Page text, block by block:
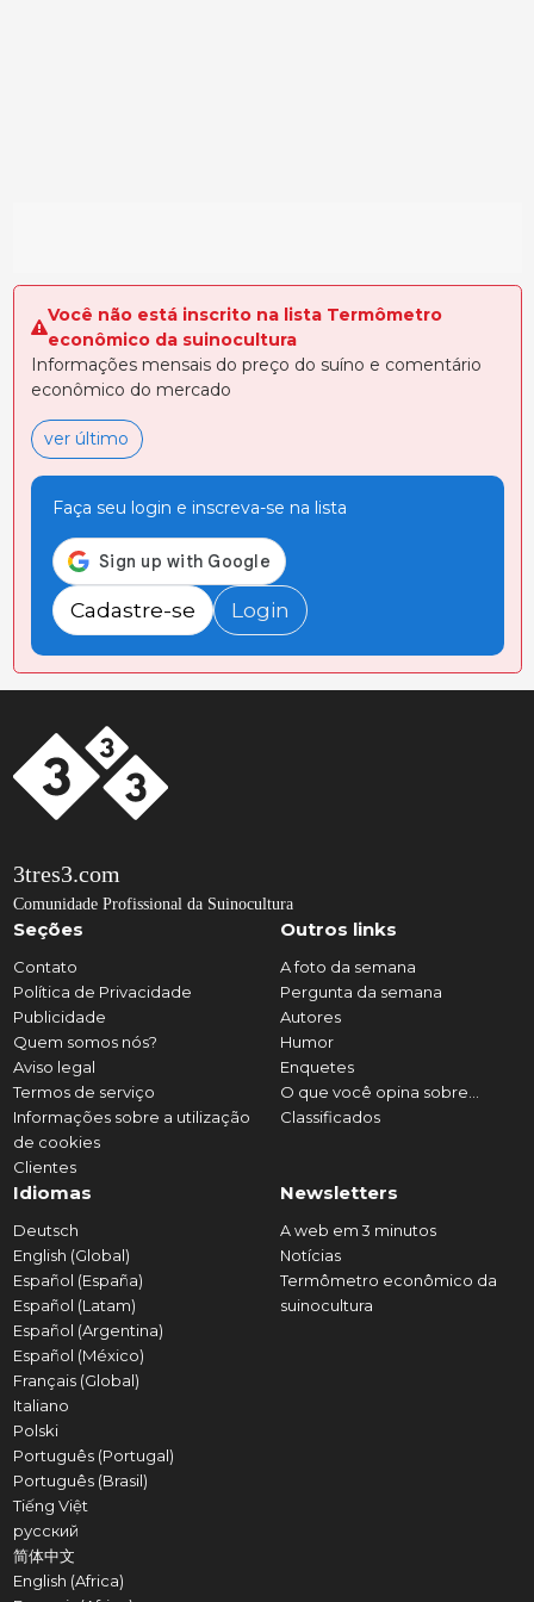
Você não está inscrito na lista Termômetro
econômico da suinocultura
Informações mensais do preço do suíno e comentário
econômico do mercado
ver último
Faça seu login e inscreva-se na lista
Cadastre-se Login
3tres3.com
Comunidade Profissional da Suinocultura
Seções
Contato
Política de Privacidade
Publicidade
Quem somos nós?
Aviso legal
Termos de serviço
Informações sobre a utilização
de cookies
Clientes
Outros links
A foto da semana
Pergunta da semana
Autores
Humor
Enquetes
O que você opina sobre...
Classificados
Idiomas
Deutsch
English (Global)
Español (España)
Español (Latam)
Español (Argentina)
Español (México)
Français (Global)
Italiano
Polski
Português (Portugal)
Português (Brasil)
Tiếng Việt
русский
简体中文
English (Africa)
Newsletters
A web em 3 minutos
Notícias
Termômetro econômico da
suinocultura